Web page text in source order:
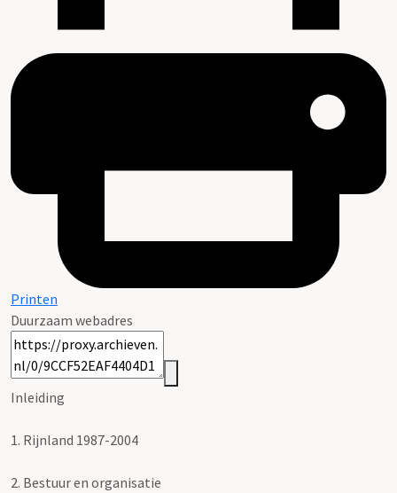
Printen
Duurzaam webadres
Inleiding
1. Rijnland 1987-2004
2. Bestuur en organisatie